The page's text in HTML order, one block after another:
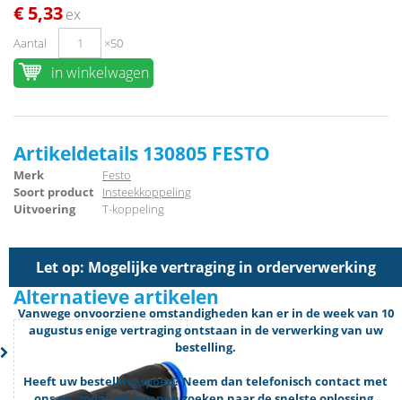
Let op: Mogelijke vertraging in orderverwerking
Vanwege onvoorziene omstandigheden kan er in de week van 10
augustus enige vertraging ontstaan in de verwerking van uw
bestelling.
Heeft uw bestelling spoed? Neem dan telefonisch contact met
€ 5,33ex
Aantal ×50
in winkelwagen
Artikeldetails 130805 FESTO
Merk
Festo
Soort product
Insteekkoppeling
Uitvoering
T-koppeling
Alternatieve artikelen